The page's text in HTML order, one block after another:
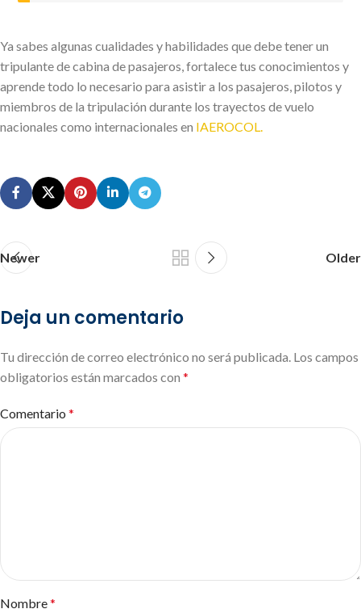
Ya sabes algunas cualidades y habilidades que debe tener un
tripulante de cabina de pasajeros, fortalece tus conocimientos y
aprende todo lo necesario para asistir a los pasajeros, pilotos y
miembros de la tripulación durante los trayectos de vuelo
nacionales como internacionales en IAEROCOL.
Newer Older
Deja un comentario
Tu dirección de correo electrónico no será publicada. Los campos
obligatorios están marcados con *
Comentario *
Nombre*